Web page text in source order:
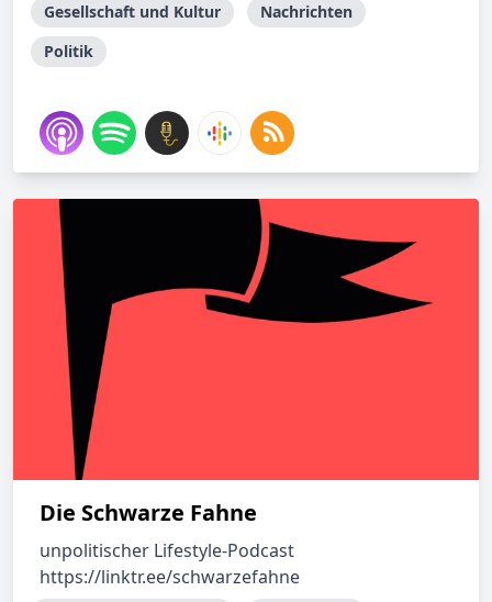
Gesellschaft und Kultur
Nachrichten
Politik
Die Schwarze Fahne
unpolitischer Lifestyle-Podcast
https://linktr.ee/schwarzefahne